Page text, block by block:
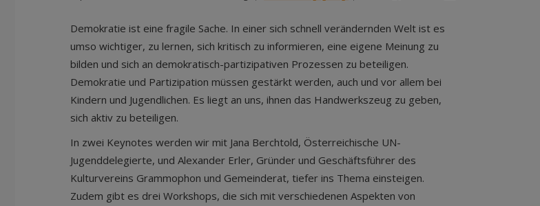
Demokratie ist eine fragile Sache. In einer sich schnell verändernden Welt ist es
umso wichtiger, zu lernen, sich kritisch zu informieren, eine eigene Meinung zu
bilden und sich an demokratisch-partizipativen Prozessen zu beteiligen.
Demokratie und Partizipation müssen gestärkt werden, auch und vor allem bei
Kindern und Jugendlichen. Es liegt an uns, ihnen das Handwerkszeug zu geben,
sich aktiv zu beteiligen.
In zwei Keynotes werden wir mit Jana Berchtold, Österreichische UN-
Jugenddelegierte, und Alexander Erler, Gründer und Geschäftsführer des
Kulturvereins Grammophon und Gemeinderat, tiefer ins Thema einsteigen.
Zudem gibt es drei Workshops, die sich mit verschiedenen Aspekten von